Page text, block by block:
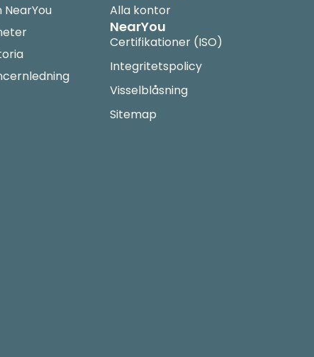
NearYou
Alla kontor
NearYou
Certifikationer (ISO)
Integritetspolicy
Visselblåsning
Sitemap